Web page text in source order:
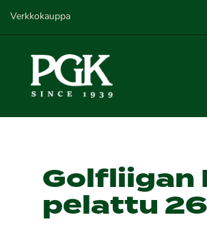
Verkkokauppa
Golfliigan
pelattu